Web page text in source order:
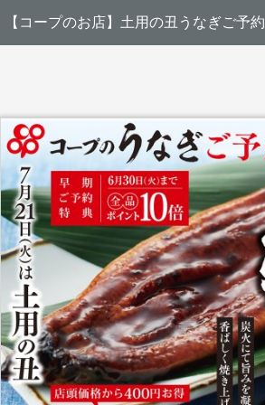
【コープのお店】土用の丑うなぎご予約